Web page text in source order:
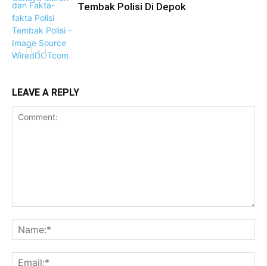
Tembak Polisi Di Depok
LEAVE A REPLY